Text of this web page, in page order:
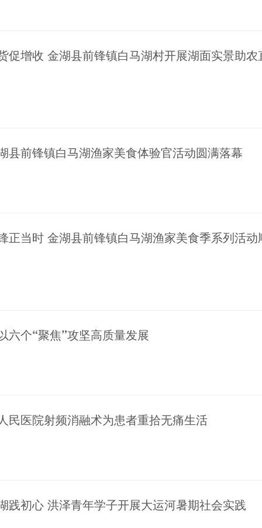
促增收 金湖县前锋镇白马湖村开展湖面实景助农
县前锋镇白马湖渔家美食体验官活动圆满落幕
正当时 金湖县前锋镇白马湖渔家美食季系列活动
六个“聚焦”攻坚高质量发展
民医院射频消融术为患者重拾无痛生活
践初心 洪泽青年学子开展大运河暑期社会实践